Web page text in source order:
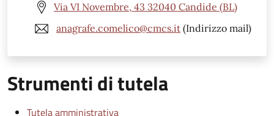
Via VI Novembre, 43 32040 Candide (BL)
anagrafe.comelico@cmcs.it (Indirizzo mail)
Strumenti di tutela
Tutela amministrativa